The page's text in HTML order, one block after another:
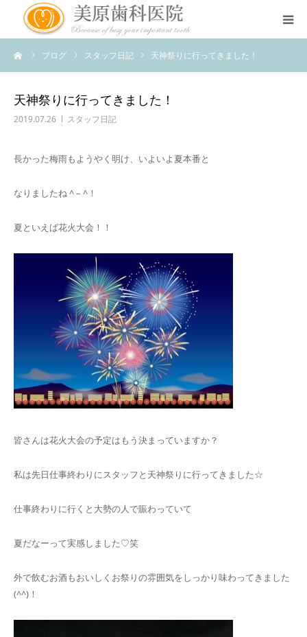
ブログ スタッフ日記 天神祭りに行ってきました！
天神祭りに行ってきました！
2019.07.26 スタッフ日記
長かった梅雨もようやく明け、いよいよ夏本番と
なりましたね ^ – ^！
夏といえば花火大会！！
皆さんは花火大会の予定はもう決まっていますか？
私は先日仕事終わりにスタッフと天神祭りに行ってきました☆
仕事終わりに行くと大勢の人で賑わっていて
夏だなーって実感しました♡笑
外で飲むお酒もおいしくお祭りの雰囲気をしっかり味わってきました
(^^)！
医院のコンセプト
診療案内
スタッフブログ